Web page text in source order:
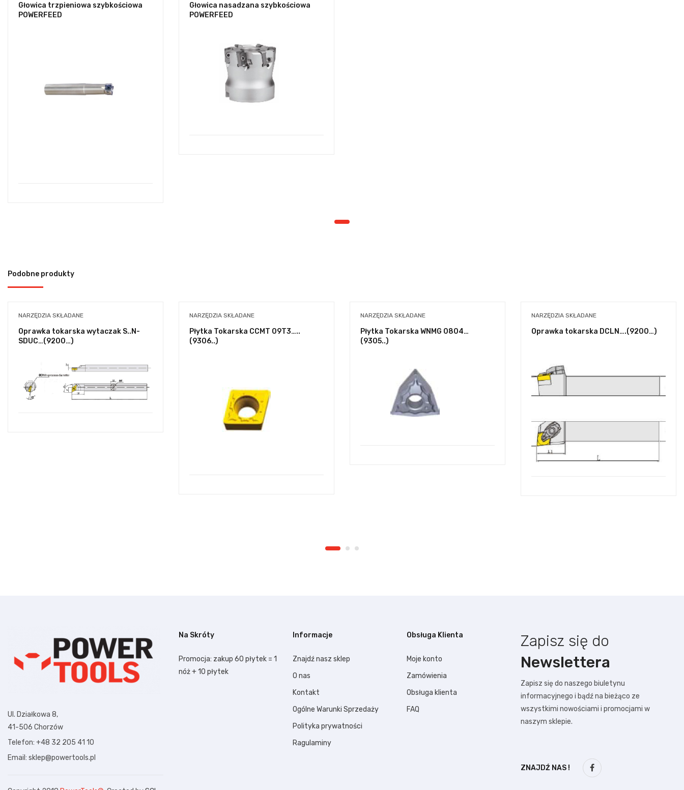
Głowica trzpieniowa szybkościowa
POWERFEED
Głowica nasadzana szybkościowa
POWERFEED
Podobne produkty
NARZĘDZIA SKŁADANE
Oprawka tokarska wytaczak S..N-
SDUC…(9200…)
NARZĘDZIA SKŁADANE
Płytka Tokarska CCMT 09T3…..
(9306..)
NARZĘDZIA SKŁADANE
Płytka Tokarska WNMG 0804…
(9305..)
NARZĘDZIA SKŁADANE
Oprawka tokarska DCLN….(9200…)
Ul. Działkowa 8,
41-506 Chorzów
Telefon: +48 32 205 41 10
Email: sklep@powertools.pl
Na Skróty
Promocja: zakup 60 płytek = 1
nóż + 10 płytek
Informacje
Znajdź nasz sklep
O nas
Kontakt
Ogólne Warunki Sprzedaży
Polityka prywatności
Ragulaminy
Obsługa Klienta
Moje konto
Zamówienia
Obsługa klienta
FAQ
Zapisz się do
Newslettera
Zapisz się do naszego biuletynu
informacyjnego i bądź na bieżąco ze
wszystkimi nowościami i promocjami w
naszym sklepie.
ZNAJDŹ NAS !